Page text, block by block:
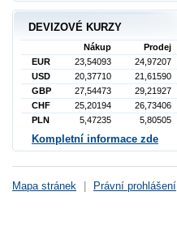
DEVIZOVÉ KURZY
Nákup
Prodej
EUR
23,54093
24,97207
USD
20,37710
21,61590
GBP
27,54473
29,21927
CHF
25,20194
26,73406
PLN
5,47235 5,80505
Kompletní informace zde
Mapa stránek Právní prohlášení